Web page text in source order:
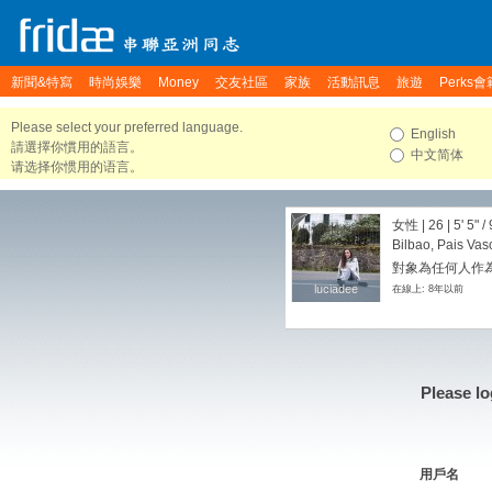
新聞&特寫 時尚娛樂 Money 交友社區 家族 活動訊息 旅遊 Perks會
Please select your preferred language.
請選擇你慣用的語言。
请选择你惯用的语言。
English
中文简体
luciadee
luciadee
女性 | 26 | 5' 5" /
Bilbao, Pais
對象為任何人作
在線上: 8年以前
Please
用戶名